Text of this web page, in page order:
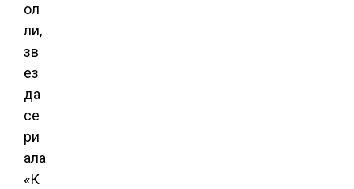
ол
ли,
зв
ез
да
се
ри
ала
«К